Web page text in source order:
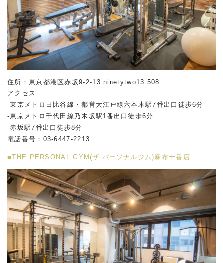
住所：東京都港区赤坂9-2-13 ninetytwo13 508
アクセス
-東京メトロ日比谷線・都営大江戸線六本木駅7番出口徒歩6分
-東京メトロ千代田線乃木坂駅 1 番出口徒歩6分
-赤坂駅7番出口徒歩8分
電話番号： 03-6447-2213
■THE PERSONAL GYM(ザ パーソナルジム)麻布十番店